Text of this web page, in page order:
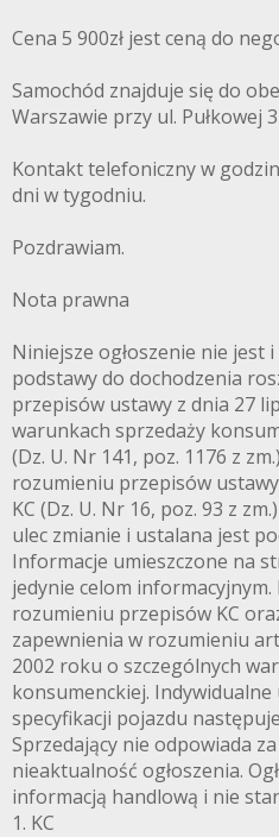
Cena 5 900zł jest ceną do
Samochód znajduje się do
Warszawie przy ul. Pułkowej
Kontakt telefoniczny w
dni w tygodniu.
Pozdrawiam.
Nota prawna
Niniejsze ogłoszenie nie jest
podstawy do dochodzenia
przepisów ustawy z dnia 27
warunkach sprzedaży
(Dz. U. Nr 141, poz. 1176 z
rozumieniu przepisów
KC (Dz. U. Nr 16, poz. 93 z
ulec zmianie i ustalana jest
Informacje umieszczone na
jedynie celom
rozumieniu przepisów KC
zapewnienia w rozumieniu
2002 roku o szczególnych
konsumenckiej. Indywidualne
specyfikacji pojazdu
Sprzedający nie odpowiada
nieaktualność ogłoszenia.
informacją handlową i nie
1. KC